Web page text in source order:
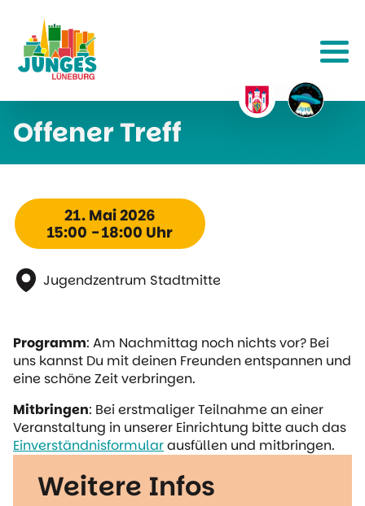
Offener Treff
21. Mai 2026
15:00 - 18:00 Uhr
Jugendzentrum Stadtmitte
Programm: Am Nachmittag noch nichts vor? Bei
uns kannst Du mit deinen Freunden entspannen und
eine schöne Zeit verbringen.
Mitbringen: Bei erstmaliger Teilnahme an einer
Veranstaltung in unserer Einrichtung bitte auch das
Einverständnisformularausfüllen und mitbringen.
Weitere Infos